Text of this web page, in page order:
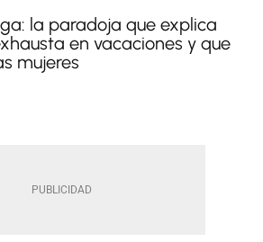
la paradoja que explica
en vacaciones y que
mujeres